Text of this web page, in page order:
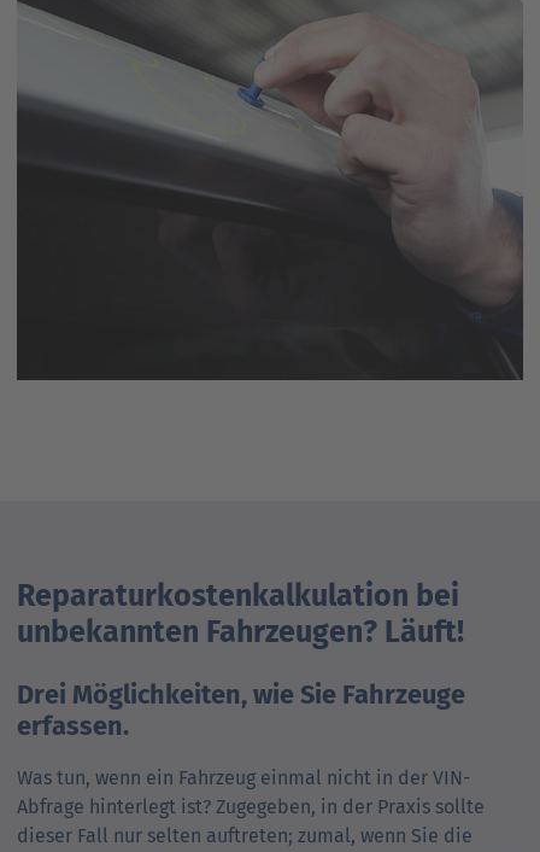
Reparaturkosten­kalkulation bei
unbe­kannten Fahr­zeugen? Läuft!
Drei Möglichkeiten, wie Sie Fahrzeuge
erfassen.
Was tun, wenn ein Fahrzeug einmal nicht in der VIN-
Abfrage hinterlegt ist? Zugegeben, in der Praxis sollte
dieser Fall nur selten auftreten; zumal, wenn Sie die